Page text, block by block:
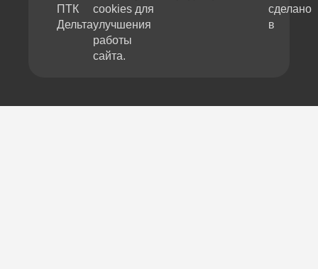
ПТК
Дельта
cookies для
улучшения
работы
сайта.
сделано
в